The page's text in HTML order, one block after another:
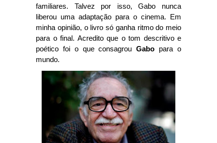
familiares. Talvez por isso, Gabo nunca
liberou uma adaptação para o cinema. Em
minha opinião, o livro só ganha ritmo do meio
para o final. Acredito que o tom descritivo e
poético foi o que consagrouGabo para o
mundo.